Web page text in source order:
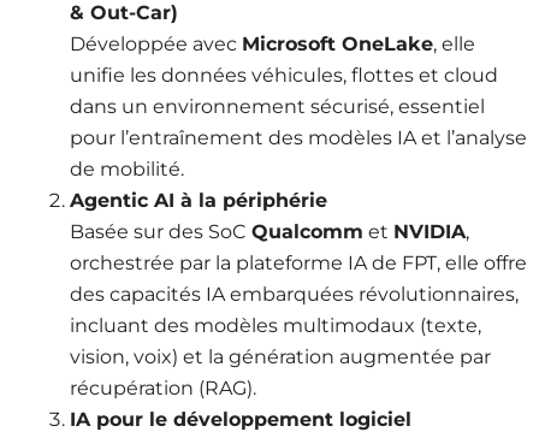
& Out-Car)
Développée avec Microsoft OneLake, elle
unifie les données véhicules, flottes et cloud
dans un environnement sécurisé, essentiel
pour l’entraînement des modèles IA et l’analyse
de mobilité.
Agentic AI à la périphérie
Basée sur des SoC Qualcomm et NVIDIA,
orchestrée par la plateforme IA de FPT, elle offre
des capacités IA embarquées révolutionnaires,
incluant des modèles multimodaux (texte,
vision, voix) et la génération augmentée par
récupération (RAG).
IA pour le développement logiciel